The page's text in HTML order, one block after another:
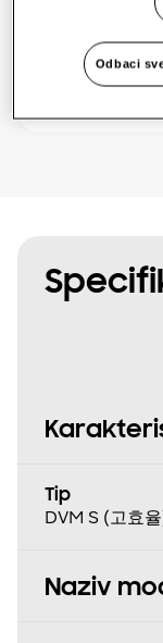
Tip
DVM S (고효
Naziv
Odbaci